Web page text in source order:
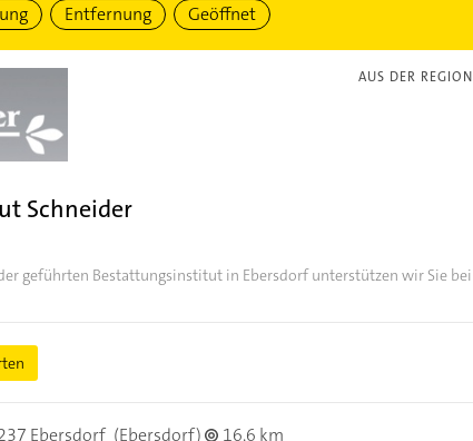
Entfernung Geöffnet
AUS DER REGION
Schneider
geführten Bestattungsinstitut in Ebersdorf unterstützen wir Sie bei
Ebersdorf (Ebersdorf)
16,6 km